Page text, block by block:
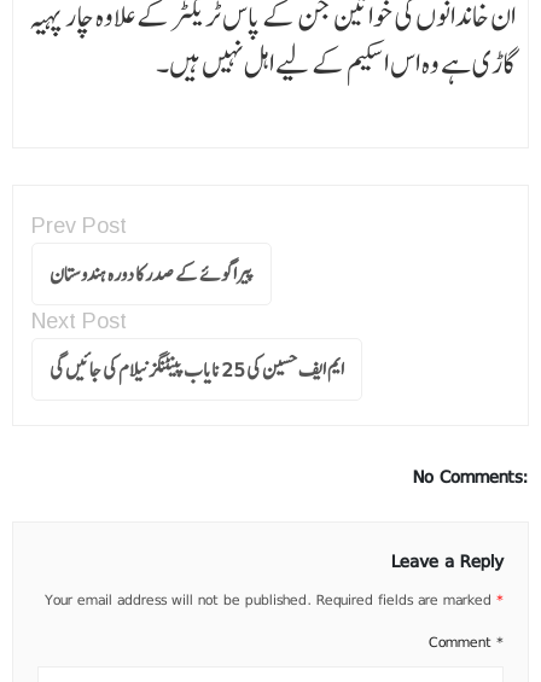
ان خاندانوں کی خواتین جن کے پاس ٹریکٹر کے علاوہ چار پہیہ
گاڑی ہے وہ اس اسکیم کے لیے اہل نہیں ہیں۔
Prev Post
پیراگوئے کے صدر کا دورہ ہندوستان
Next Post
ایم ایف حسین کی 25 نایاب پینٹنگز نیلام کی جائیں گی
No Comments:
Leave a Reply
Your email address will not be published. Required fields are marked *
Comment *